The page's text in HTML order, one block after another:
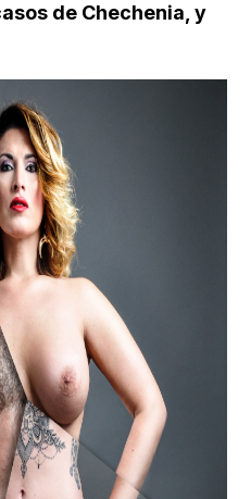
de Chechenia, y